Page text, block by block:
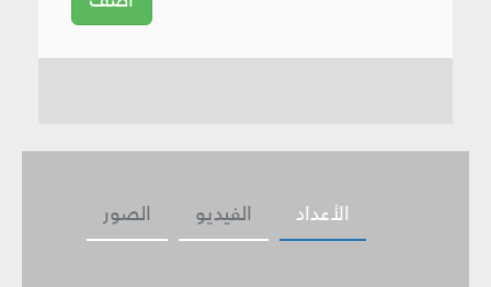
الصور الفيديو الأعداد